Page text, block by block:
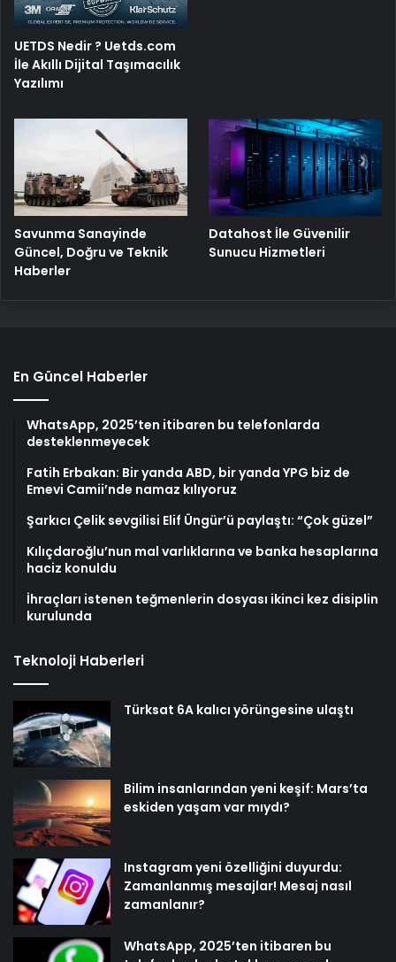
UETDS Nedir ? Uetds.com
İle Akıllı Dijital Taşımacılık
Yazılımı
Savunma Sanayinde
Güncel, Doğru ve Teknik
Haberler
Datahost İle Güvenilir
Sunucu Hizmetleri
En Güncel Haberler
WhatsApp, 2025’ten itibaren bu telefonlarda
desteklenmeyecek
Fatih Erbakan: Bir yanda ABD, bir yanda YPG biz de
Emevi Camii’nde namaz kılıyoruz
Şarkıcı Çelik sevgilisi Elif Üngür’ü paylaştı: “Çok güzel”
Kılıçdaroğlu’nun mal varlıklarına ve banka hesaplarına
haciz konuldu
İhraçları istenen teğmenlerin dosyası ikinci kez disiplin
kurulunda
Teknoloji Haberleri
Türksat 6A kalıcı yörüngesine ulaştı
Bilim insanlarından yeni keşif: Mars’ta
eskiden yaşam var mıydı?
Instagram yeni özelliğini duyurdu:
Zamanlanmış mesajlar! Mesaj nasıl
zamanlanır?
WhatsApp, 2025’ten itibaren bu